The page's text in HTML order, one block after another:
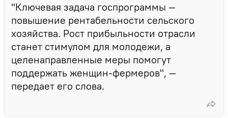
"Ключевая задача госпрограммы —
повышение рентабельности сельского
хозяйства. Рост прибыльности отрасли
станет стимулом для молодежи, а
целенаправленные меры помогут
поддержать женщин-фермеров", —
передает его слова.